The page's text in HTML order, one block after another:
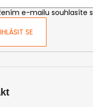
e-mailu souhlasíte s
SE